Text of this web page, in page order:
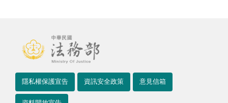
隱私權保護宣告 資訊安全政策 意見信箱